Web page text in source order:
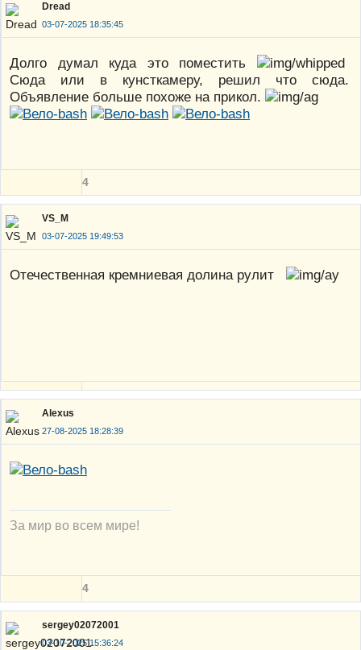
Dread
03-07-2025 18:35:45
Долго думал куда это поместить
Сюда или в кунсткамеру, решил что сюда.
Объявление больше похоже на прикол.
4
VS_M
03-07-2025 19:49:53
Отечественная кремниевая долина рулит
Alexus
27-08-2025 18:28:39
За мир во всем мире!
4
sergey02072001
03-10-2025 15:36:24